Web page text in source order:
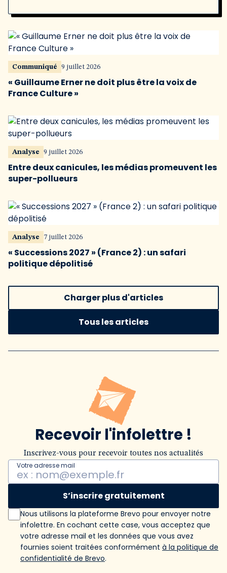
Communiqué 9 juillet 2026
« Guillaume Erner ne doit plus être la voix de
France Culture »
Analyse 9 juillet 2026
Entre deux canicules, les médias promeuvent les
super-pollueurs
Analyse 7 juillet 2026
« Successions 2027 » (France 2) : un safari
politique dépolitisé
Charger plus d'articles
Tous les articles
Recevoir l'infolettre !
Inscrivez-vous pour recevoir toutes nos actualités
Votre adresse mail
S’inscrire gratuitement
Nous utilisons la plateforme Brevo pour envoyer notre
infolettre. En cochant cette case, vous acceptez que
votre adresse mail et les données que vous avez
fournies soient traitées conformément à la politique de
confidentialité de Brevo.